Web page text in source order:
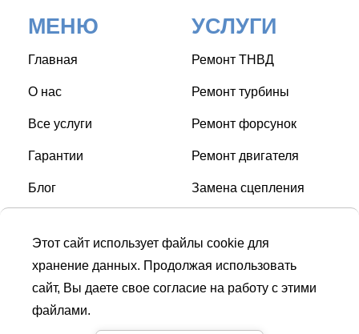
Этот сайт использует файлы cookie для
хранение данных. Продолжая использовать
сайт, Вы даете свое согласие на работу с этими
файлами.
МЕНЮ
Главная
О нас
Все услуги
Гарантии
Блог
УСЛУГИ
Ремонт ТНВД
Ремонт турбины
Ремонт форсунок
Ремонт двигателя
Замена сцепления
Замена ГРМ
СТО © Turbo Diesel Service| Дизель сервис в Киеве |